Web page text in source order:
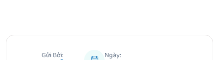
Gửi Bởi: Ngày: